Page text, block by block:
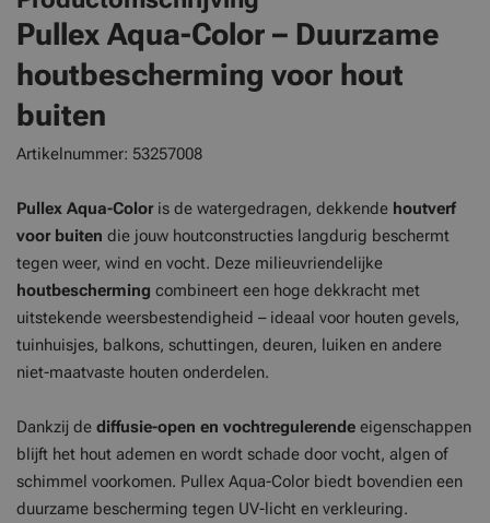
Pullex Aqua-Color – Duurzame
houtbescherming voor hout
buiten
Artikelnummer: 53257008
Pullex Aqua-Color is de watergedragen, dekkende houtverf
voor buiten die jouw houtconstructies langdurig beschermt
tegen weer, wind en vocht. Deze milieuvriendelijke
houtbescherming combineert een hoge dekkracht met
uitstekende weersbestendigheid – ideaal voor houten gevels,
tuinhuisjes, balkons, schuttingen, deuren, luiken en andere
niet-maatvaste houten onderdelen.
Dankzij de diffusie-open en vochtregulerende eigenschappen
blijft het hout ademen en wordt schade door vocht, algen of
schimmel voorkomen. Pullex Aqua-Color biedt bovendien een
duurzame bescherming tegen UV-licht en verkleuring.